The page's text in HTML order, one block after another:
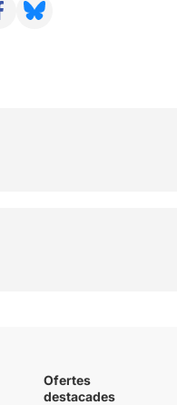
Ofertes
destacades